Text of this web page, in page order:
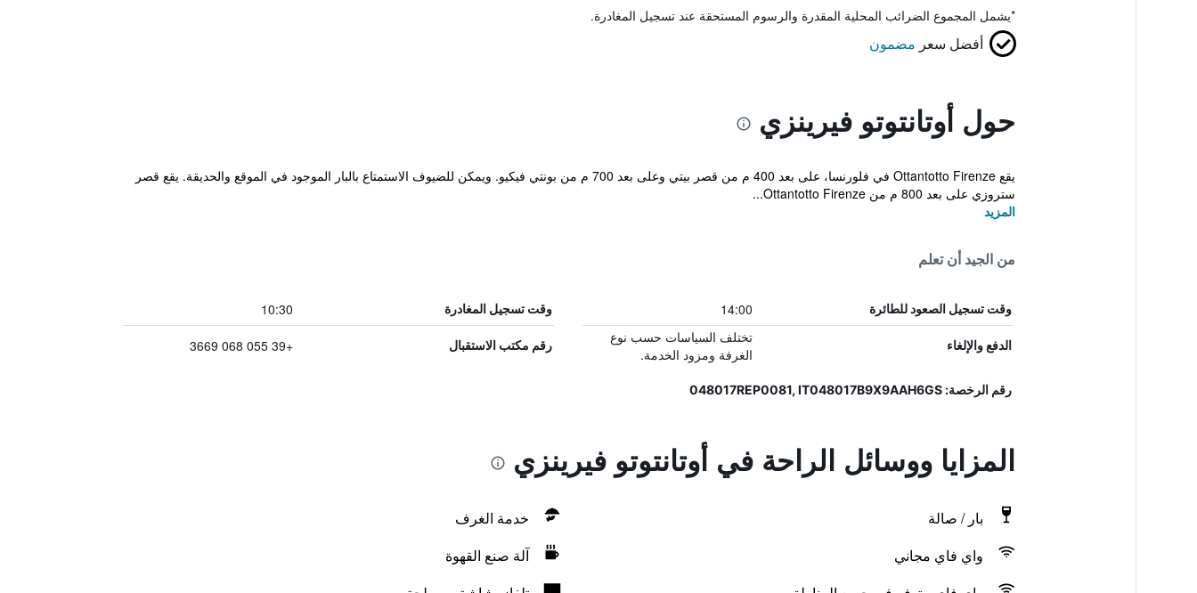
*يشمل المجموع الضرائب المحلية المقدرة والرسوم المستحقة عند تسجيل المغادرة.
أفضل سعر مضمون
حول أوتانتوتو فيرينزي
يقع Ottantotto Firenze في فلورنسا، على بعد 400 م من قصر بيتي وعلى بعد 700 م من بونتي فيكيو. ويمكن للضيوف الاستمتاع بالبار الموجود في الموقع والحديقة. يقع قصر
ستروزي على بعد 800 م من Ottantotto Firenze...
المزيد
من الجيد أن تعلم
وقت تسجيل الصعود للطائرة 14:00 وقت تسجيل المغادرة 10:30
الدفع والإلغاء
تختلف السياسات حسب نوع
الغرفة ومزود الخدمة.
رقم مكتب الاستقبال +39 055 068 3669
رقم الرخصة: 048017REP0081, IT048017B9X9AAH6GS
المزايا ووسائل الراحة في أوتانتوتو فيرينزي
بار / صالة
خدمة الغرف
واي فاي مجاني
آلة صنع القهوة